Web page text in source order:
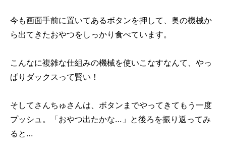
今も画面手前に置いてあるボタンを押して、奥の機械か
ら出てきたおやつをしっかり食べています。
こんなに複雑な仕組みの機械を使いこなすなんて、やっ
ぱりダックスって賢い！
そしてさんちゅさんは、ボタンまでやってきてもう一度
プッシュ。「おやつ出たかな…」と後ろを振り返ってみ
ると…